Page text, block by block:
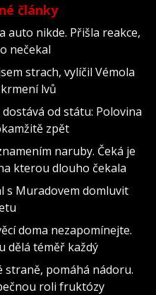
články
auto nikde. Přišla reakce,
nečekal
strach, vylíčil Vémola
lvů
od státu: Polovina
zpět
naruby. Čeká je
kterou dlouho čekala
s Muradovem domluvit
doma nezapomínejte.
dělá téměř každý
pomáhá nádoru.
roli fruktózy